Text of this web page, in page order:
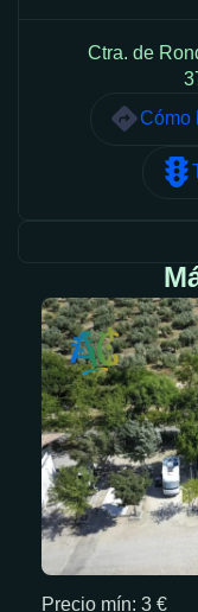
Ctra. de
Cómo
Precio mín: 3 €